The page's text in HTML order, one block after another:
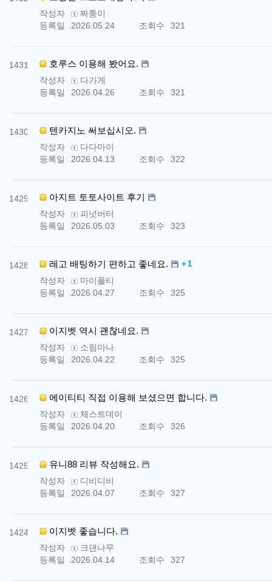
작성자
짜퉁이
등록일
2026.05.24 조회수 321
1431 호루스 이용해 봤어요.
작성자
다가게
등록일
2026.04.26 조회수 321
1430 텐카지노 써보십시오.
작성자
다다마이
등록일
2026.04.13 조회수 322
1429 아지트 토토사이트 후기
작성자
피넛버터
등록일
2026.05.03 조회수 323
1428 레고 배팅하기 편하고 좋네요. 댓글
1
작성자
마이풀티
등록일
2026.04.27 조회수 325
1427 이지벳 역시 괜찮네요.
작성자
소림마나
등록일
2026.04.22 조회수 325
1426 에이티티 직접 이용해 보셨으면 합니다.
작성자
체스트데이
등록일
2026.04.20 조회수 326
1425 유니88 리뷰 작성해요.
작성자
디비디비
등록일
2026.04.07 조회수 327
1424 이지벳 좋습니다.
작성자
크댄나무
등록일
2026.04.14 조회수 327